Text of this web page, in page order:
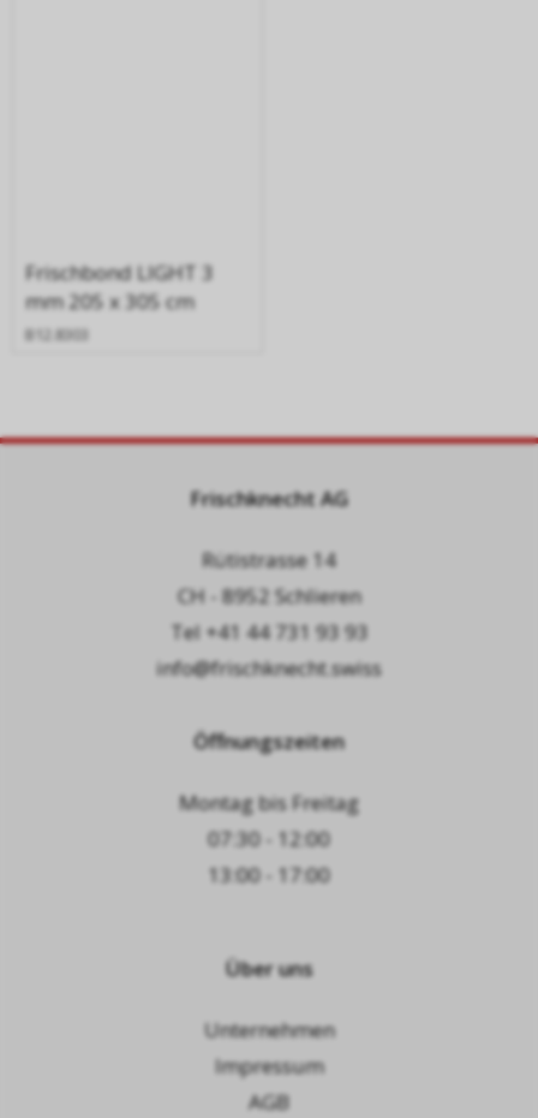
Frischbond LIGHT 3
mm 205 x 305 cm
B12.8303
Frischknecht AG
Rütistrasse 14
CH - 8952 Schlieren
Tel +41 44 731 93 93
info@frischknecht.swiss
Öffnungszeiten
Montag bis Freitag
07:30 - 12:00
13:00 - 17:00
Über uns
Unternehmen
Impressum
AGB